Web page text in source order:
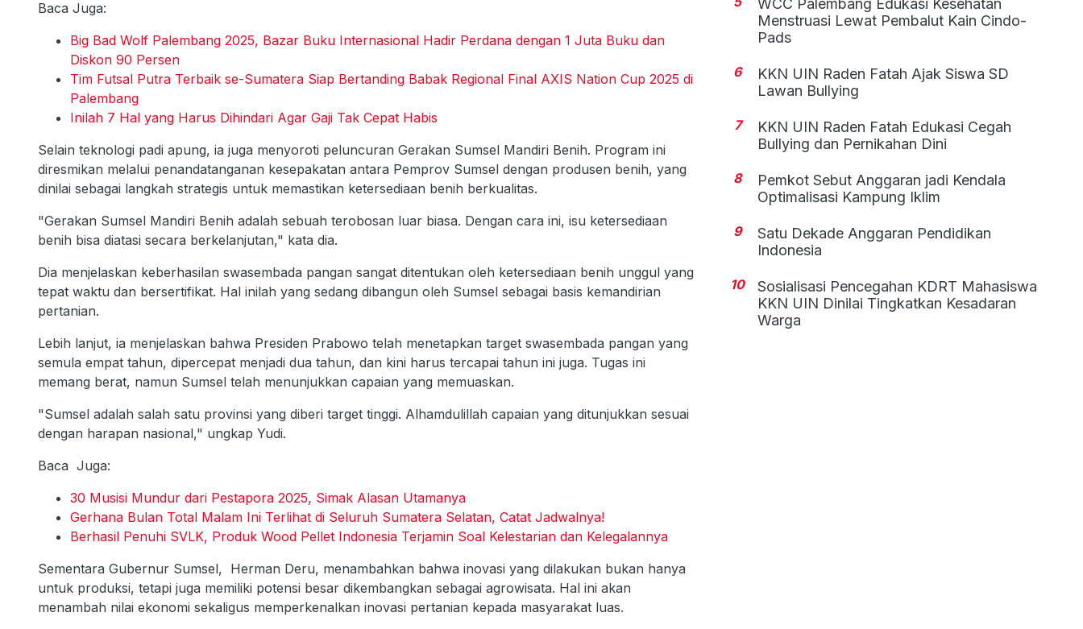
Baca Juga:
Big Bad Wolf Palembang 2025, Bazar Buku Internasional Hadir Perdana dengan 1 Juta Buku dan
Diskon 90 Persen
Tim Futsal Putra Terbaik se-Sumatera Siap Bertanding Babak Regional Final AXIS Nation Cup 2025 di
Palembang
Inilah 7 Hal yang Harus Dihindari Agar Gaji Tak Cepat Habis
Selain teknologi padi apung, ia juga menyoroti peluncuran Gerakan Sumsel Mandiri Benih. Program ini
diresmikan melalui penandatanganan kesepakatan antara Pemprov Sumsel dengan produsen benih, yang
dinilai sebagai langkah strategis untuk memastikan ketersediaan benih berkualitas.
"Gerakan Sumsel Mandiri Benih adalah sebuah terobosan luar biasa. Dengan cara ini, isu ketersediaan
benih bisa diatasi secara berkelanjutan," kata dia.
Dia menjelaskan keberhasilan swasembada pangan sangat ditentukan oleh ketersediaan benih unggul yang
tepat waktu dan bersertifikat. Hal inilah yang sedang dibangun oleh Sumsel sebagai basis kemandirian
pertanian.
Lebih lanjut, ia menjelaskan bahwa Presiden Prabowo telah menetapkan target swasembada pangan yang
semula empat tahun, dipercepat menjadi dua tahun, dan kini harus tercapai tahun ini juga. Tugas ini
memang berat, namun Sumsel telah menunjukkan capaian yang memuaskan.
"Sumsel adalah salah satu provinsi yang diberi target tinggi. Alhamdulillah capaian yang ditunjukkan sesuai
dengan harapan nasional," ungkap Yudi.
Baca Juga:
30 Musisi Mundur dari Pestapora 2025, Simak Alasan Utamanya
Gerhana Bulan Total Malam Ini Terlihat di Seluruh Sumatera Selatan, Catat Jadwalnya!
Berhasil Penuhi SVLK, Produk Wood Pellet Indonesia Terjamin Soal Kelestarian dan Kelegalannya
Sementara Gubernur Sumsel, Herman Deru, menambahkan bahwa inovasi yang dilakukan bukan hanya
untuk produksi, tetapi juga memiliki potensi besar dikembangkan sebagai agrowisata. Hal ini akan
menambah nilai ekonomi sekaligus memperkenalkan inovasi pertanian kepada masyarakat luas.
WCC Palembang Edukasi Kesehatan
Menstruasi Lewat Pembalut Kain Cindo-
Pads
6
KKN UIN Raden Fatah Ajak Siswa SD
Lawan Bullying
7
KKN UIN Raden Fatah Edukasi Cegah
Bullying dan Pernikahan Dini
8
Pemkot Sebut Anggaran jadi Kendala
Optimalisasi Kampung Iklim
9
Satu Dekade Anggaran Pendidikan
Indonesia
10
Sosialisasi Pencegahan KDRT Mahasiswa
KKN UIN Dinilai Tingkatkan Kesadaran
Warga